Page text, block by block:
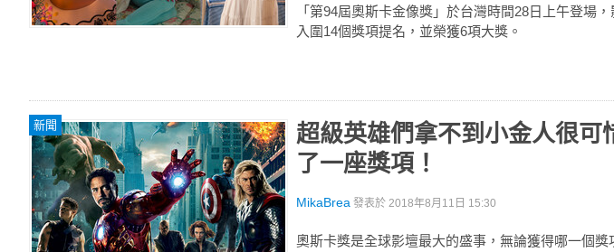
「第94屆奧斯卡金像獎」於台灣時間28日上午登場
入圍14個獎項提名，並榮獲6項大獎。
新聞
超級英雄們拿不到小金人很可
了一座獎項！
MikaBrea 發表於 2018年8月11日 15:30
奧斯卡獎是全球影壇最大的盛事，無論獲得哪一個